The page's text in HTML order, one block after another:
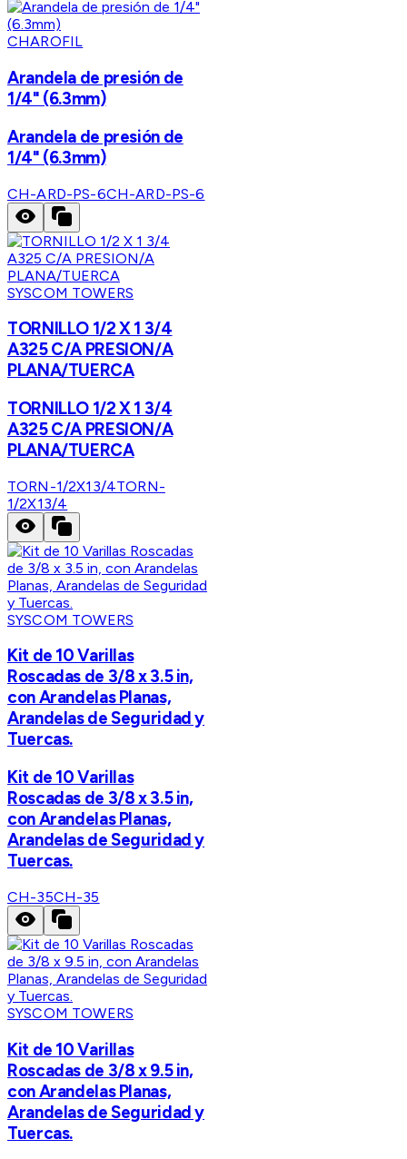
CHAROFIL
Arandela de presión de
1/4" (6.3mm)
Arandela de presión de
1/4" (6.3mm)
CH-ARD-PS-6CH-ARD-PS-6
SYSCOM TOWERS
TORNILLO 1/2 X 1 3/4
A325 C/A PRESION/A
PLANA/TUERCA
TORNILLO 1/2 X 1 3/4
A325 C/A PRESION/A
PLANA/TUERCA
TORN-1/2X13/4TORN-
1/2X13/4
SYSCOM TOWERS
Kit de 10 Varillas
Roscadas de 3/8 x 3.5 in,
con Arandelas Planas,
Arandelas de Seguridad y
Tuercas.
Kit de 10 Varillas
Roscadas de 3/8 x 3.5 in,
con Arandelas Planas,
Arandelas de Seguridad y
Tuercas.
CH-35CH-35
SYSCOM TOWERS
Kit de 10 Varillas
Roscadas de 3/8 x 9.5 in,
con Arandelas Planas,
Arandelas de Seguridad y
Tuercas.